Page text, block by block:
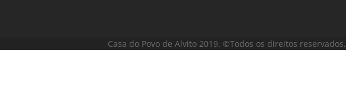
Casa do Povo de Alvito 2019. ©Todos os direitos reservados.